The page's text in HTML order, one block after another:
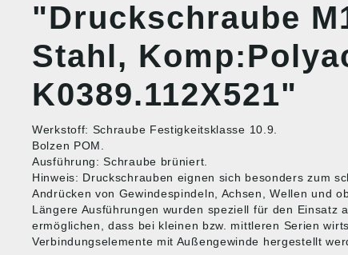
"Druckschraube
Stahl,
K0389.112X521"
Werkstoff: Schraube Festigkeitsklasse 10.9.
Bolzen POM.
Ausführung: Schraube brüniert.
Hinweis: Druckschrauben eignen sich besonders zum
Andrücken von Gewindespindeln, Achsen, Wellen und
Längere Ausführungen wurden speziell für den Einsatz
ermöglichen, dass bei kleinen bzw. mittleren Serien
Verbindungselemente mit Außengewinde hergestellt